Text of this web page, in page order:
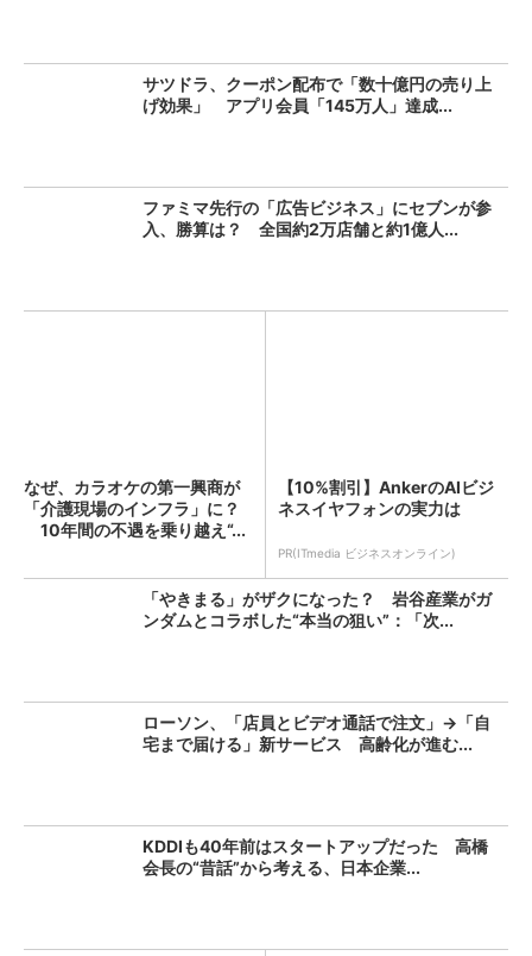
サツドラ、クーポン配布で「数十億円の売り上
げ効果」 アプリ会員「145万人」達成...
ファミマ先行の「広告ビジネス」にセブンが参
入、勝算は？ 全国約2万店舗と約1億人...
なぜ、カラオケの第一興商が
「介護現場のインフラ」に？
10年間の不遇を乗り越え“...
【10%割引】AnkerのAIビジ
ネスイヤフォンの実力は
PR(ITmedia ビジネスオンライン)
「やきまる」がザクになった？ 岩谷産業がガ
ンダムとコラボした“本当の狙い”：「次...
ローソン、「店員とビデオ通話で注文」→「自
宅まで届ける」新サービス 高齢化が進む...
KDDIも40年前はスタートアップだった 高橋
会長の“昔話”から考える、日本企業...